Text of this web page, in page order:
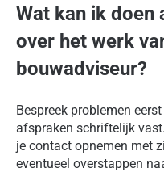
Wat kan ik doen
over het werk
bouwadviseur?
Bespreek problemen
afspraken schriftelijk
je contact opnemen met
eventueel overstappen